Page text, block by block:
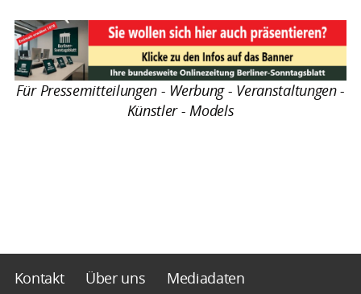
Für Pressemitteilungen - Werbung - Veranstaltungen -
Künstler - Models
Kontakt Über uns
Mediadaten